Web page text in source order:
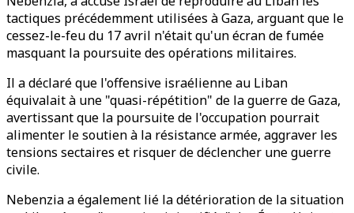
tactiques précédemment utilisées à Gaza, arguant que le
cessez-le-feu du 17 avril n'était qu'un écran de fumée
masquant la poursuite des opérations militaires.
Il a déclaré que l'offensive israélienne au Liban
équivalait à une "quasi-répétition" de la guerre de Gaza,
avertissant que la poursuite de l'occupation pourrait
alimenter le soutien à la résistance armée, aggraver les
tensions sectaires et risquer de déclencher une guerre
civile.
Nebenzia a également lié la détérioration de la situation